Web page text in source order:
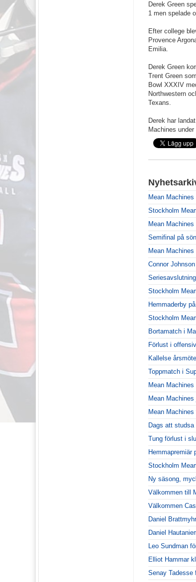
Derek Green
1 men spelade
Efter college
Provence
Emilia.
Derek Green
Trent Green
Bowl XXXIV
Northwestern
Texans.
Derek har
Machines
Mean
Stockholm
Mean
Semifinal på
Mean
Connor
Stockholm
Hemmaderby
Stockholm
Bortamatch i
Förlust i
Kallelse
Toppmatch i
Mean
Mean
Mean
Dags att
Tung förlust i
Hemmapremiär
Stockholm
Ny säsong,
Välkommen till
Välkommen
Daniel
Daniel
Leo Sundman
Elliot Hammar
Senay Tadesse